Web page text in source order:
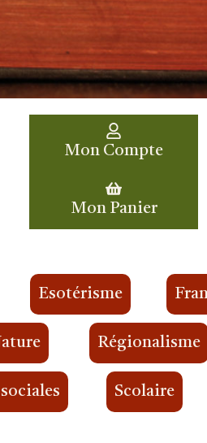
Mon Compte
Mon Panier
Esotérisme
Régionalisme
Scolaire